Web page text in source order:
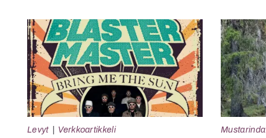
Levyt Verkkoartikkeli Mustarinda